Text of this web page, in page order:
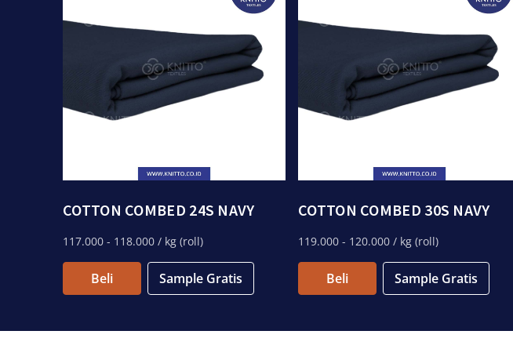
COTTON COMBED 24S NAVY
117.000 - 118.000 / kg (roll)
Beli Sample Gratis
COTTON COMBED 30S NAVY
119.000 - 120.000 / kg (roll)
Beli Sample Gratis